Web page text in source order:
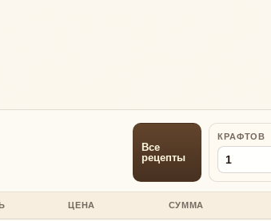
Все
рецепты
КРАФТОВ
ЦЕНА СУММА